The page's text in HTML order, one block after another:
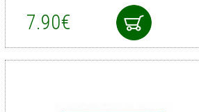
7.90€